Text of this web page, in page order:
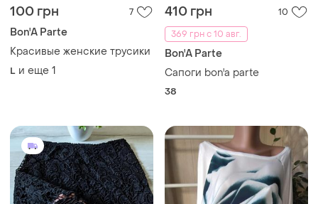
100 грн 7
Bon'A Parte
Красивые женские трусики
L и еще 1
410 грн
10
369 грн с 10 авг.
Bon'A Parte
Сапоги bon'a parte
38